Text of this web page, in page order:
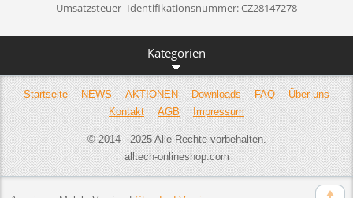
Umsatzsteuer- Identifikationsnummer: CZ28147278
Kategorien
Startseite NEWS AKTIONEN Downloads FAQ
Über uns
Kontakt
AGB Impressum
© 2014 - 2025 Alle Rechte vorbehalten.
alltech-onlineshop.com